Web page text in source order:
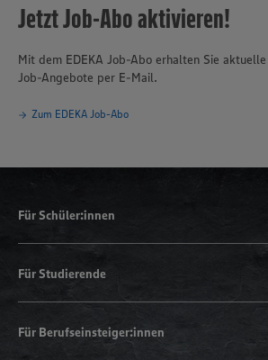
Jetzt Job-Abo aktivieren!
Mit dem EDEKA Job-Abo erhalten Sie
Job-Angebote per E-Mail.
Zum EDEKA Job-Abo
Für Schüler:innen
Für Studierende
Für Berufseinsteiger:innen